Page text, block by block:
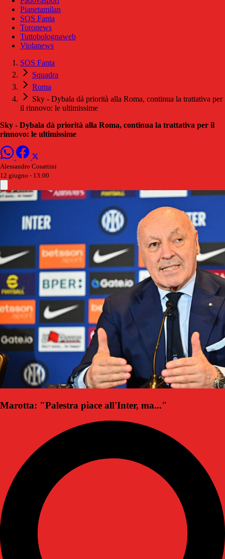
Pianetamilan
SOS Fanta
Toronews
Tuttobolognaweb
Violanews
SOS Fanta
Squadra
Roma
Sky - Dybala dà priorità alla Roma, continua la trattativa per
il rinnovo: le ultimissime
Sky - Dybala dà priorità alla Roma, continua la trattativa per il
rinnovo: le ultimissime
Alessandro Cosattini
12 giugno - 13:00
Marotta: "Palestra piace all'Inter, ma..."